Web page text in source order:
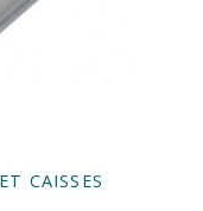
CAISSES